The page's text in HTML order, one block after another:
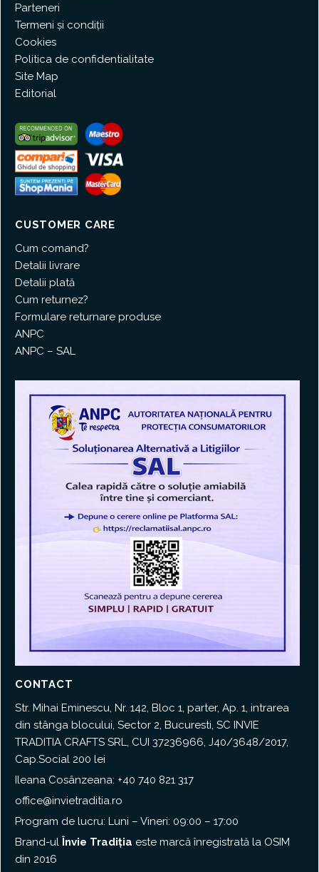
Parteneri
Termeni și condiții
Cookies
Politica de confidentialitate
Site Map
Editorial
CUSTOMER CARE
Cum comand?
Detalii livrare
Detalii plată
Cum returnez?
Formulare returnare produse
ANPC
ANPC – SAL
CONTACT
Str. Mihai Eminescu, Nr. 142, Bloc 1, parter, Ap. 1, intrarea
din stânga blocului, Sector 2, Bucuresti, SC INVIE
TRADITIA CRAFTS SRL, CUI 37236966, J40/3648/2017,
Cap.Social 200 lei
Ileana Cosânzeana: +40 740 821 317
office@invietraditia.ro
Program de lucru: Luni – Vineri: 09:00 – 17:00
Brand-ul Învie Tradiția este marcă înregistrată la OSIM
din 2016